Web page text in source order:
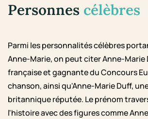
Personnes célèbres
Parmi les personnalités célèbres
Anne-Marie, on peut citer Anne-Marie
française et gagnante du Concours
chanson, ainsi qu'Anne-Marie Duff,
britannique réputée. Le prénom
l'histoire avec des figures comme